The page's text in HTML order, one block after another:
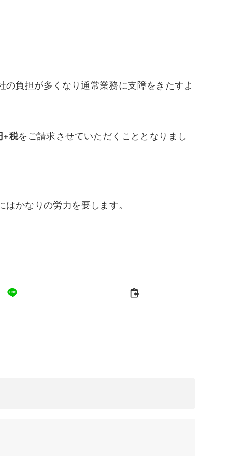
負担が多くなり通常業務に支障をきたすよ
+税をご請求させていただくこととなりまし
かなりの労力を要します。